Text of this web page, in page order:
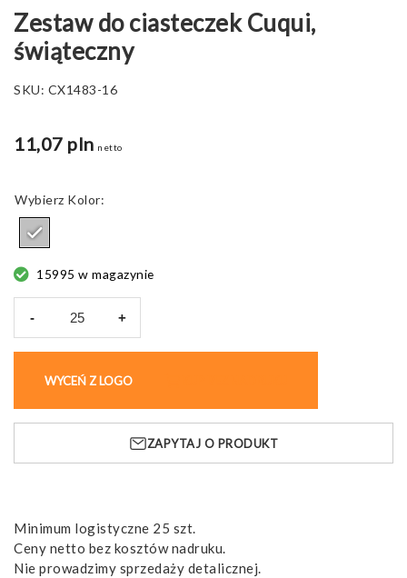
Zestaw do ciasteczek Cuqui,
świąteczny
SKU: CX1483-16
11,07 pln netto
Kolor
15995 w magazynie
-
ciasteczek
Cuqui,
świąteczny
+
WYCEŃ Z LOGO
ZAPYTAJ O PRODUKT
Minimum logistyczne 25 szt.
Ceny netto bez kosztów nadruku.
Nie prowadzimy sprzedaży detalicznej.